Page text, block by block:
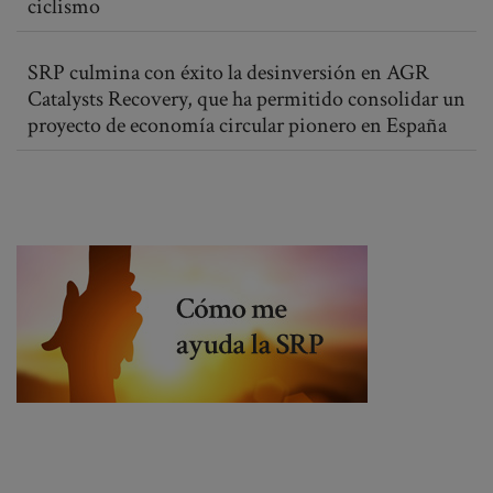
ciclismo
SRP culmina con éxito la desinversión en AGR
Catalysts Recovery, que ha permitido consolidar un
proyecto de economía circular pionero en España